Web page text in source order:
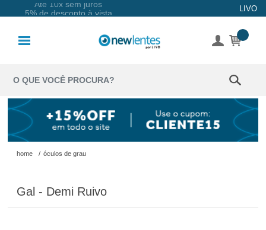
5% de desconto à vista
Até 10x sem juros LIVO
Coloridas
Solução
Óculos de
Óculos de
Grau
home / óculos de grau
Gal - Demi Ruivo